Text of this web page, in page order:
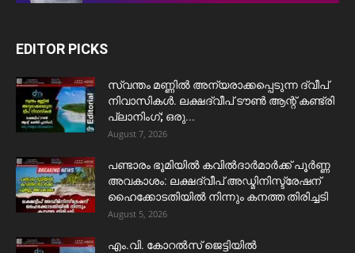
EDITOR PICKS
സ്വന്തം മണ്ണിൽ അന്യരാക്കപ്പെടുന്ന ദ്വീപ്
നിവാസികൾ. ലക്ഷദ്വീപ് ടൗൺ ആന്റ് കണ്ട്രി
പ്ലാനിംഗ്; ഒരു...
August 7, 2026
പണ്ടാരം ഭൂമിയിൽ കവിൽദാർമാർക്ക് പൂർണ്ണ
അവകാശം: ലക്ഷദ്വീപ് അഡ്മിനിസ്ട്രേഷന്
ഹൈക്കോടതിയിൽ നിന്നും കനത്ത തിരിച്ചടി
August 5, 2026
​എം.വി. കോറൽസ് ജെട്ടിയിൽ